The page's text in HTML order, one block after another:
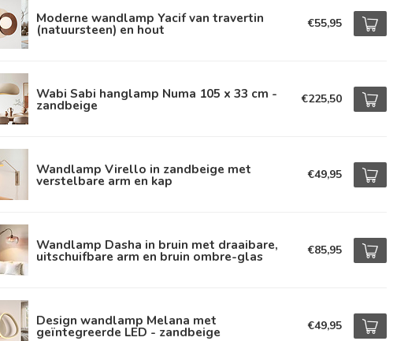
Moderne wandlamp Yacif van travertin
(natuursteen) en hout €55,95
Wabi Sabi hanglamp Numa 105 x 33 cm -
zandbeige €225,50
Wandlamp Virello in zandbeige met
verstelbare arm en kap €49,95
Wandlamp Dasha in bruin met draaibare,
uitschuifbare arm en bruin ombre-glas €85,95
Design wandlamp Melana met
geïntegreerde LED - zandbeige €49,95